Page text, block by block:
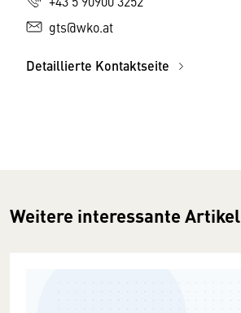
gts@wko.at
Detaillierte Kontaktseite
Weitere interessante Artikel